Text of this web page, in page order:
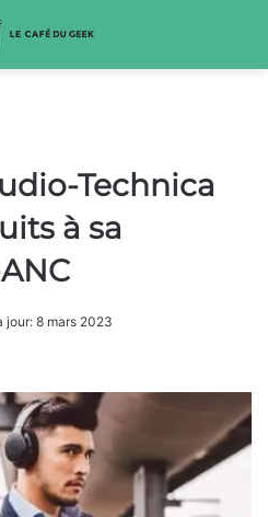
Technica
à sa
jour: 8 mars 2023